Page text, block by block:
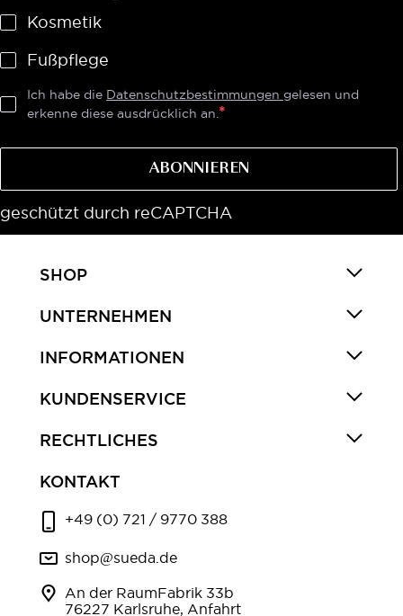
Kosmetik
Fußpflege
Ich habe die Datenschutzbestimmungen gelesen und
erkenne diese ausdrücklich an.
ABONNIEREN
geschützt durch reCAPTCHA
SHOP
UNTERNEHMEN
INFORMATIONEN
KUNDENSERVICE
RECHTLICHES
KONTAKT
+49 (0) 721 / 9770 388
shop@sueda.de
An der RaumFabrik 33b
76227 Karlsruhe, Anfahrt